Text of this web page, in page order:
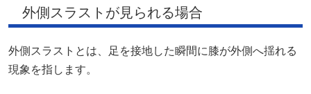
外側スラストが見られる場合
外側スラストとは、足を接地した瞬間に膝が外側へ揺れる
現象を指します。